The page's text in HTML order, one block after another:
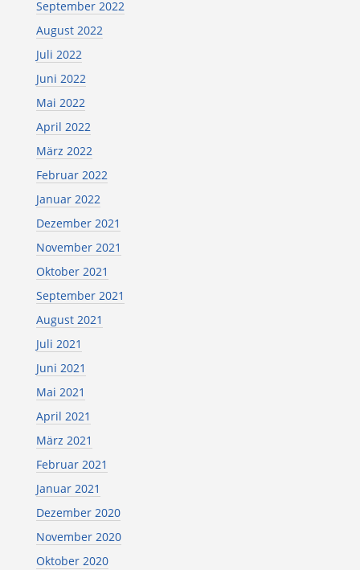
September 2022
August 2022
Juli 2022
Juni 2022
Mai 2022
April 2022
März 2022
Februar 2022
Januar 2022
Dezember 2021
November 2021
Oktober 2021
September 2021
August 2021
Juli 2021
Juni 2021
Mai 2021
April 2021
März 2021
Februar 2021
Januar 2021
Dezember 2020
November 2020
Oktober 2020